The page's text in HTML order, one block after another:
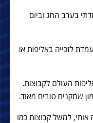
בערב החג וביום
לזכייה באליפות או
העולם לקבוצות.
שחקנים טובים מאוד.
למשל קבוצות כמו